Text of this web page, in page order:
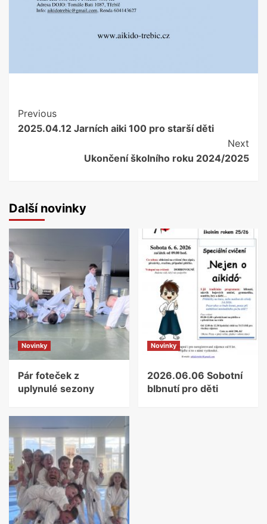
Continue
Reading
Previous
2025.04.12 Jarních aiki 100 pro starší děti
Next
Ukončení školního roku 2024/2025
Další novinky
Novinky
Pár foteček z
uplynulé sezony
Novinky
2026.06.06 Sobotní
blbnutí pro děti